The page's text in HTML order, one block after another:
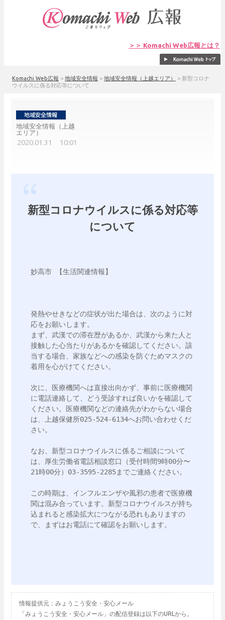
＞＞ Komachi Web広報とは？
Komachi Web広報 > 地域安全情報 > 地域安全情報（上越エリア） > 新型コロナ
ウイルスに係る対応等について
地域安全情報（上越
エリア）
2020.01.31 10:01
新型コロナウイルスに係る対応等
について
妙高市 【生活関連情報】
発熱やせきなどの症状が出た場合は、次のように対
応をお願いします。
まず、武漢での滞在歴があるか、武漢から来た人と
接触した心当たりがあるかを確認してください。該
当する場合、家族などへの感染を防ぐためマスクの
着用を心がけてください。
次に、医療機関へは直接出向かず、事前に医療機関
に電話連絡して、どう受診すれば良いかを確認して
ください。医療機関などの連絡先がわからない場合
は、上越保健所025-524-6134へお問い合わせくだ
さい。
なお、新型コロナウイルスに係るご相談について
は、厚生労働省電話相談窓口（受付時間9時00分〜
21時00分）03-3595-2285までご連絡ください。
この時期は、インフルエンザや風邪の患者で医療機
関は混み合っています。新型コロナウイルスが持ち
込まれると感染拡大につながる恐れもありますの
情報提供元：みょうこう安全・安心メール
「みょうこう安全・安心メール」の配信登録は以下のURLから。